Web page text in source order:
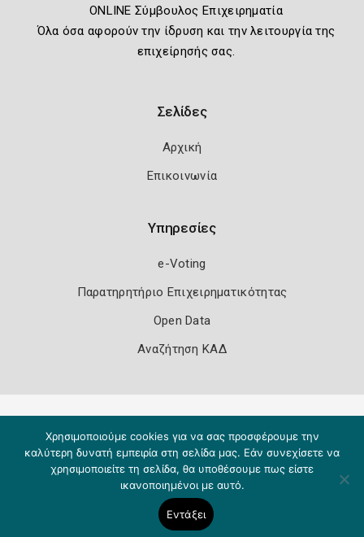
ONLINE Σύμβουλος Επιχειρηματία
Όλα όσα αφορούν την ίδρυση και την λειτουργία της
επιχείρησής σας.
Σελίδες
Αρχική
Επικοινωνία
Υπηρεσίες
e-Voting
Παρατηρητήριο Επιχειρηματικότητας
Open Data
Αναζήτηση ΚΑΔ
Χρησιμοποιούμε cookies για να σας προσφέρουμε την
καλύτερη δυνατή εμπειρία στη σελίδα μας. Εάν συνεχίσετε να
χρησιμοποιείτε τη σελίδα, θα υποθέσουμε πως είστε
ικανοποιημένοι με αυτό.
Εντάξει
Copyright 2026 Knowledge A.E.